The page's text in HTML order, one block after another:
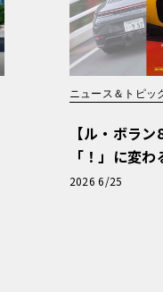
ニュース＆トピッ
【ル・ボラ
「！」に変
「輸入車Q&A」
2026 6/25